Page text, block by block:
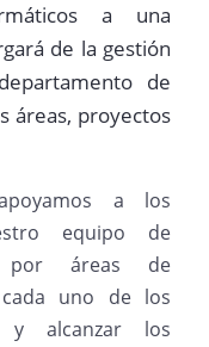
a una
de la gestión
de
áreas, proyectos
a los
equipo de
por áreas de
cada uno de los
y alcanzar los